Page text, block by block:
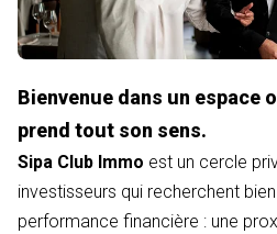
Bienvenue dans un espace
prend tout son sens.
Sipa Club Immo est un cercle
investisseurs qui recherchent
performance financière : une